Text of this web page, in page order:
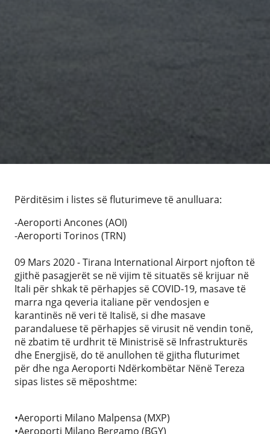
Përditësim i listes së fluturimeve të anulluara:
-Aeroporti Ancones (AOI)
-Aeroporti Torinos (TRN)
09 Mars 2020 - Tirana International Airport njofton të
gjithë pasagjerët se në vijim të situatës së krijuar në
Itali për shkak të përhapjes së COVID-19, masave të
marra nga qeveria italiane për vendosjen e
karantinës në veri të Italisë, si dhe masave
parandaluese të përhapjes së virusit në vendin tonë,
në zbatim të urdhrit të Ministrisë së Infrastrukturës
dhe Energjisë, do të anullohen të gjitha fluturimet
për dhe nga Aeroporti Ndërkombëtar Nënë Tereza
sipas listes së mëposhtme:
•Aeroporti Milano Malpensa (MXP)
•Aeroporti Milano Bergamo (BGY)